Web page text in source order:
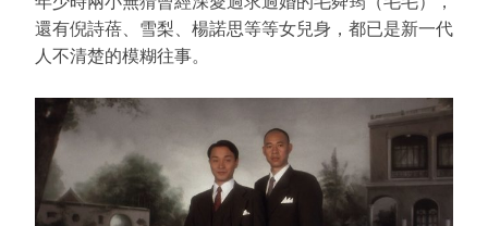
還有倪詩蓓、雪梨、楊諾思等等女兒身，都已是新一代
人不清楚的模糊往事。